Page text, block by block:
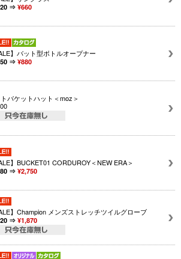
⇒ ¥660
】バット型ボトルオープナー
⇒ ¥880
バケットハット＜moz＞
】BUCKET01 CORDUROY＜NEW ERA＞
⇒ ¥2,750
】Champion メンズストレッチツイルグローブ
⇒ ¥1,870